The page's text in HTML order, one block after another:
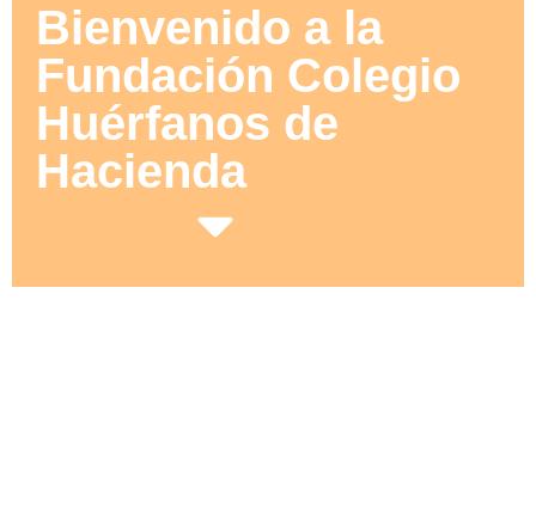
Bienvenido a la
Fundación Colegio
Huérfanos de
Hacienda